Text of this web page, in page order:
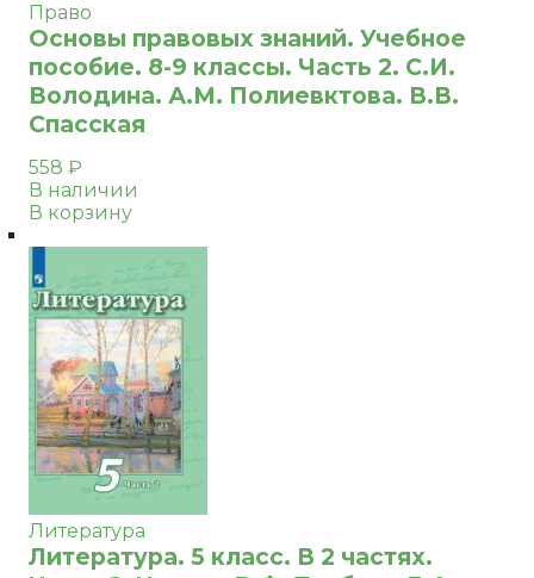
Право
Основы правовых знаний. Учебное
пособие. 8-9 классы. Часть 2. С.И.
Володина. А.М. Полиевктова. В.В.
Спасская
558 ₽
В наличии
В корзину
Литература
Литература. 5 класс. В 2 частях.